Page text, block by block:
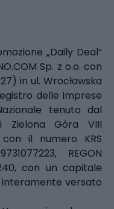
„Daily Deal”
Sp. z o.o. con
in ul. Wrocławska
delle Imprese
tenuto dal
Zielona Góra VIII
con il numero KRS
REGON
con un capitale
interamente versato